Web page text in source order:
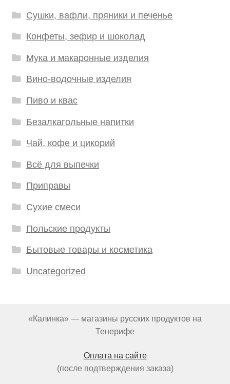
Сушки, вафли, пряники и печенье
Конфеты, зефир и шоколад
Мука и макаронные изделия
Вино-водочные изделия
Пиво и квас
Безалкагольные напитки
Чай, кофе и цикорий
Всё для выпечки
Приправы
Сухие смеси
Польские продукты
Бытовые товары и косметика
Uncategorized
«Калинка» — магазины русских продуктов на
Тенерифе
Оплата на сайте
(после подтверждения заказа)